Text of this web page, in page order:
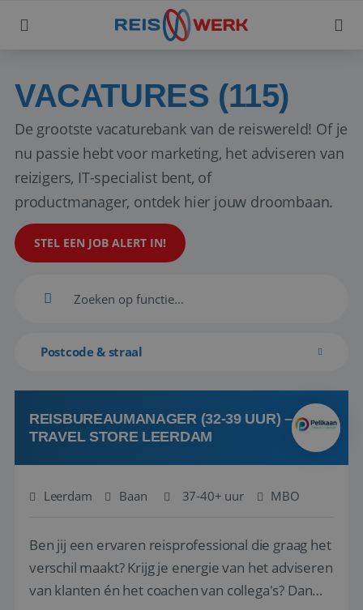
VACATURES (115)
De grootste vacaturebank van de reiswereld! Of je
nu passie hebt voor marketing, het adviseren van
reizigers, IT-specialist bent, of
productmanager, ontdek hier jouw droombaan.
STEL EEN JOB ALERT IN!
Postcode & straal
REISBUREAUMANAGER (32-39 UUR) –
TRAVEL STORE LEERDAM
Leerdam Baan 37-40+ uur MBO
Ben jij een ervaren reisprofessional die graag het
verschil maakt? Krijg je energie van het adviseren
van klanten én het coachen van collega's? Dan